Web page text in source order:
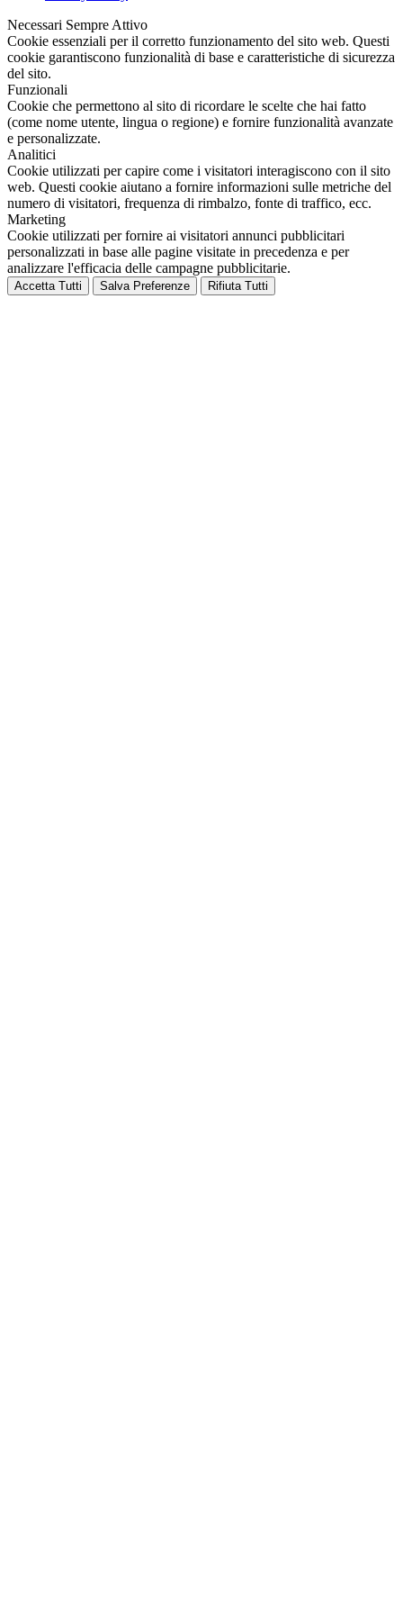
Necessari Sempre Attivo
Cookie essenziali per il corretto funzionamento del sito web. Questi
cookie garantiscono funzionalità di base e caratteristiche di sicurezza
del sito.
Funzionali
Cookie che permettono al sito di ricordare le scelte che hai fatto
(come nome utente, lingua o regione) e fornire funzionalità avanzate
e personalizzate.
Analitici
Cookie utilizzati per capire come i visitatori interagiscono con il sito
web. Questi cookie aiutano a fornire informazioni sulle metriche del
numero di visitatori, frequenza di rimbalzo, fonte di traffico, ecc.
Marketing
Cookie utilizzati per fornire ai visitatori annunci pubblicitari
personalizzati in base alle pagine visitate in precedenza e per
analizzare l'efficacia delle campagne pubblicitarie.
Accetta Tutti Salva Preferenze Rifiuta Tutti